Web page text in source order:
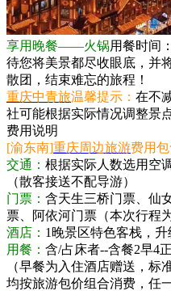
享用晚餐——火锅用餐时间
待您将美景都尽收眼底，并
散团，结束难忘的旅程！
重庆中青旅温馨提示： 在不
社可能根据实际情况调整景
费用说明
[渝东南]重庆周边旅游费用包
交通： 根据实际人数选用空
（散客接送不配导游）
门票： 含天生三桥门票、仙
票、阿依河门票（本次行程
酒店： 1晚景区特色客栈，升
用餐： 含/占床者--含餐2早4正
（早餐为入住酒店赠送，标
均按旅游包价组合消费，任